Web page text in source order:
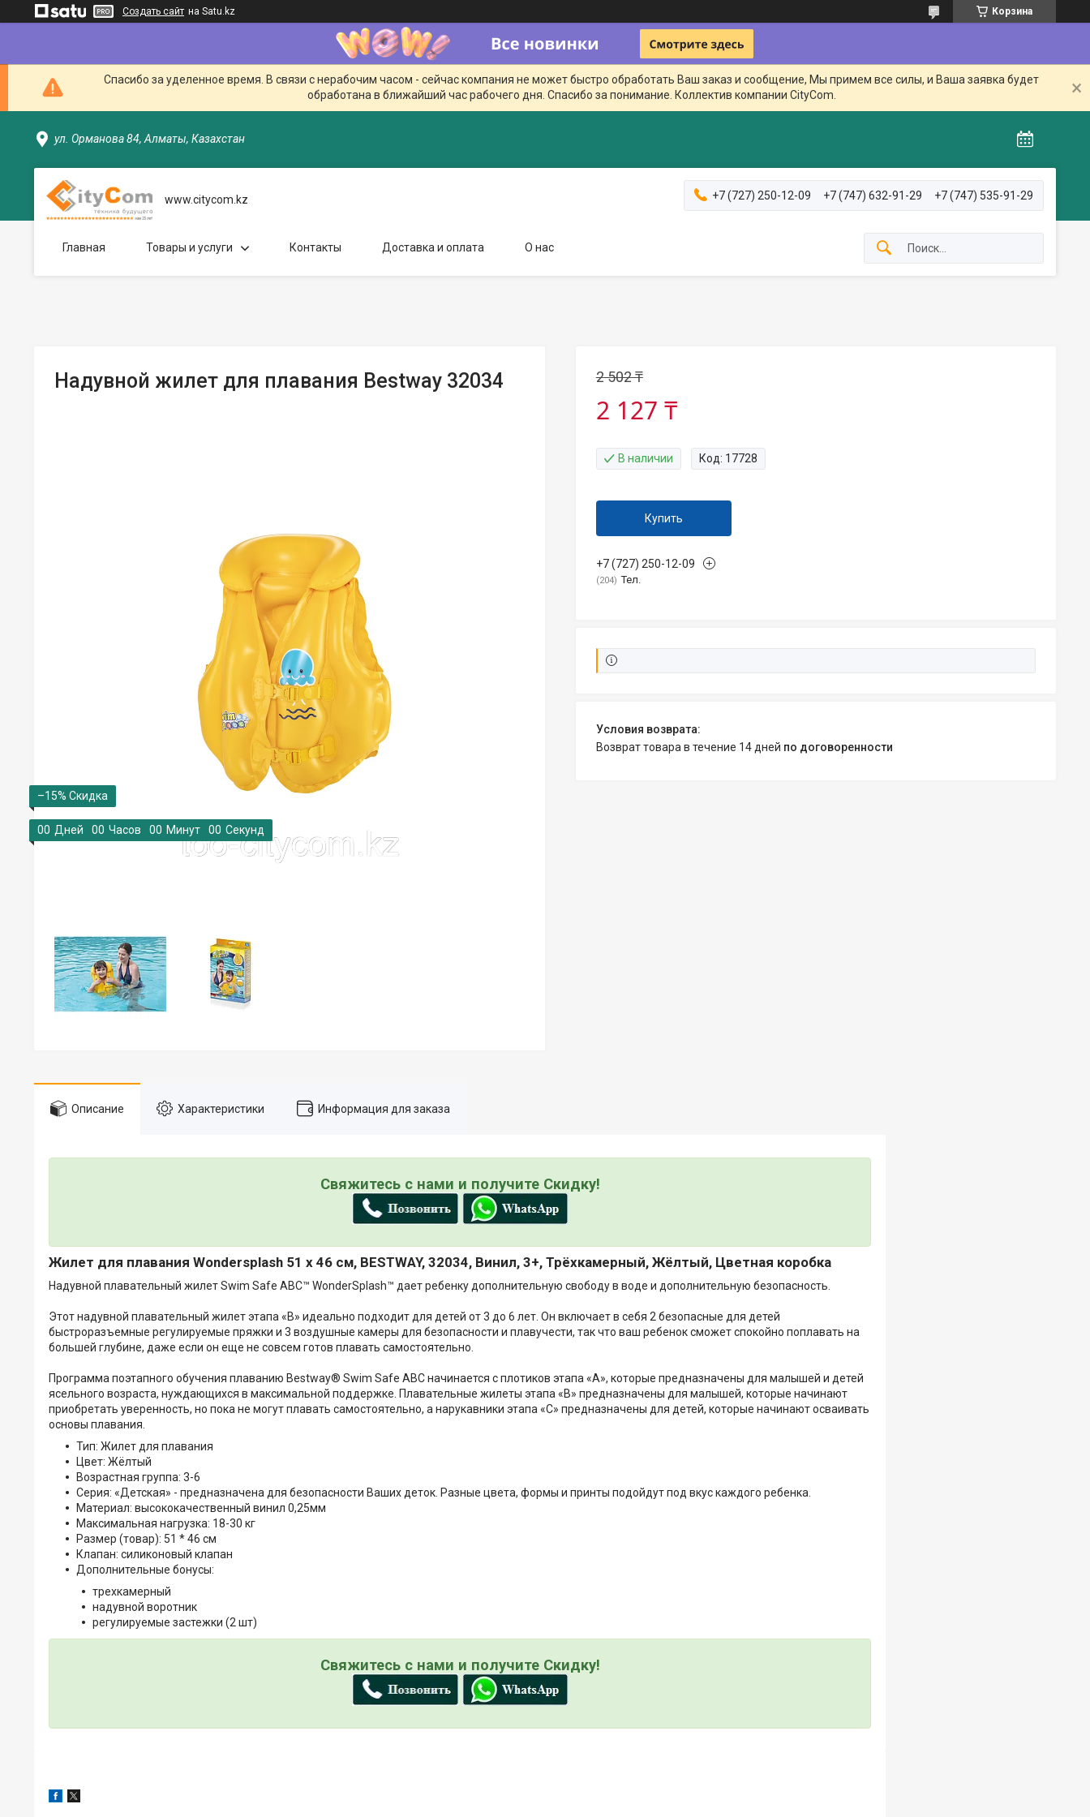
Создать сайт на Satu.kz Корзина
Спасибо за уделенное время. В связи с нерабочим часом - сейчас компания не может быстро обработать Ваш заказ и сообщение, Мы примем все силы, и Ваша заявка будет
обработана в ближайший час рабочего дня. Спасибо за понимание. Коллектив компании CityCom.
ул. Орманова 84, Алматы, Казахстан
www.citycom.kz +7 (727) 250-12-09 +7 (747) 632-91-29 +7 (747) 535-91-29
Главная Товары и услуги Контакты Доставка и оплата О нас
Надувной жилет для плавания Bestway 32034
–15%
00 Дней 00 Часов 00 Минут 00 Секунд
2 502 ₸
2 127 ₸
В наличии Код: 17728
Купить
+7 (727) 250-12-09
204 Тел.
возврат товара в течение 14 дней по договоренности
Описание Характеристики Информация для заказа
Свяжитесь с нами и получите Скидку!
Жилет для плавания Wondersplash 51 х 46 см, BESTWAY, 32034, Винил, 3+, Трёхкамерный, Жёлтый, Цветная коробка
Надувной плавательный жилет Swim Safe ABC™ WonderSplash™ дает ребенку дополнительную свободу в воде и дополнительную безопасность.
Этот надувной плавательный жилет этапа «B» идеально подходит для детей от 3 до 6 лет. Он включает в себя 2 безопасные для детей
быстроразъемные регулируемые пряжки и 3 воздушные камеры для безопасности и плавучести, так что ваш ребенок сможет спокойно поплавать на
большей глубине, даже если он еще не совсем готов плавать самостоятельно.
Программа поэтапного обучения плаванию Bestway® Swim Safe ABC начинается с плотиков этапа «A», которые предназначены для малышей и детей
ясельного возраста, нуждающихся в максимальной поддержке. Плавательные жилеты этапа «B» предназначены для малышей, которые начинают
приобретать уверенность, но пока не могут плавать самостоятельно, а нарукавники этапа «C» предназначены для детей, которые начинают осваивать
основы плавания.
Тип: Жилет для плавания
Цвет: Жёлтый
Возрастная группа: 3-6
Серия: «Детская» - предназначена для безопасности Ваших деток. Разные цвета, формы и принты подойдут под вкус каждого ребенка.
Материал: высококачественный винил 0,25мм
Максимальная нагрузка: 18-30 кг
Размер (товар): 51 * 46 см
Клапан: силиконовый клапан
Дополнительные бонусы:
трехкамерный
надувной воротник
регулируемые застежки (2 шт)
Свяжитесь с нами и получите Скидку!